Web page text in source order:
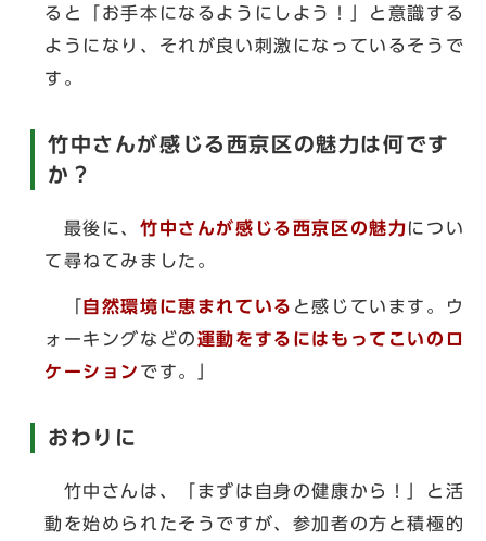
ると「お手本になるようにしよう！」と意識する
ようになり、それが良い刺激になっているそうで
す。
竹中さんが感じる西京区の魅力は何です
か？
最後に、 竹中さんが感じる西京区の魅力につい
て尋ねてみました。
自然環境に恵まれている と感じています。ウ
ォーキングなどの運動をするにはもってこいのロ
ケーション です。」
おわりに
竹中さんは、「まずは自身の健康から！」と活
動を始められたそうですが、参加者の方と積極的